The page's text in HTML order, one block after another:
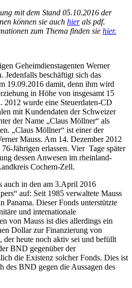
mit dem Stand 05.10.2016 der
können sie auch hierals pdf.
zum Thema finden sie hier.
Geheimdienstagenten Werner
Jedenfalls beschäftigt sich das
19.09.2016 damit, denn ihm wird
in Höhe von insgesamt 15
wurde eine Steuerdaten-CD
mit Kundendaten der Schweizer
der Name „Claus Möllner“ als
„Claus Möllner“ ist einer der
Mauss. Am 14. Dezember 2012
Jährigen erlassen. Vier Tage später
dessen Anwesen im rheinland-
Cochem-Zell.
auch in den am 3.April 2016
auf: Seit 1985 verwaltete Mauss
Panama. Dieser Fonds unterstützte
und internationale
von Mauss ist dies allerdings ein
Dollar zur Finanzierung von
der heute noch aktiv sei und befüllt
BND gegenüber der
die Existenz solcher Fonds. Dies ist
des BND gegen die Aussagen des